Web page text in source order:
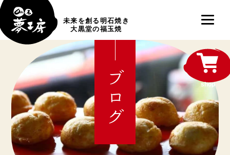
未来を創る明石焼き
大黒堂の福玉焼
ブログ shop